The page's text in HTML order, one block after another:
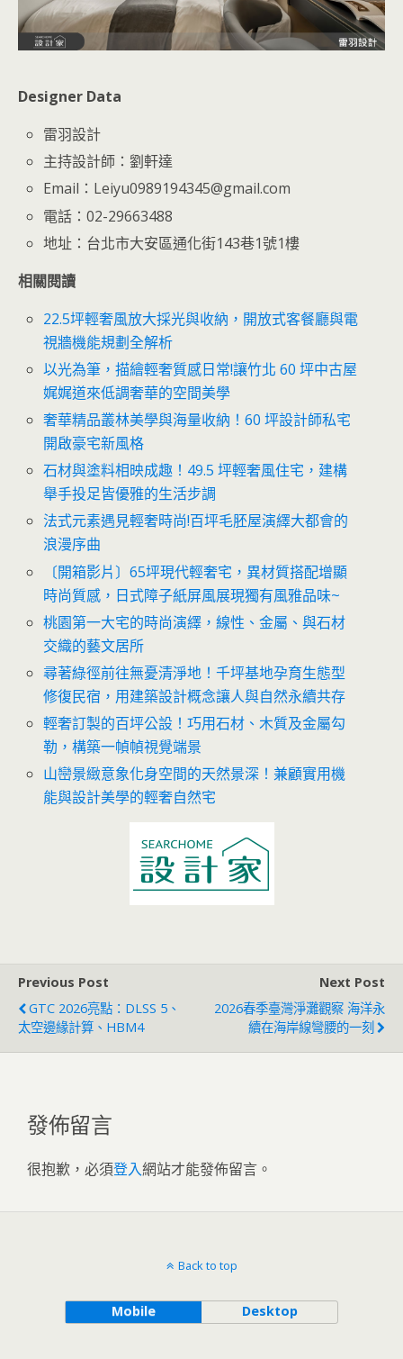
Designer Data
雷羽設計
主持設計師：劉軒達
Email：Leiyu0989194345@gmail.com
電話：02-29663488
地址：台北市大安區通化街143巷1號1樓
相關閱讀
22.5坪輕奢風放大採光與收納，開放式客餐廳與電
視牆機能規劃全解析
以光為筆，描繪輕奢質感日常!讓竹北 60 坪中古屋
娓娓道來低調奢華的空間美學
奢華精品叢林美學與海量收納！60 坪設計師私宅
開啟豪宅新風格
石材與塗料相映成趣！49.5 坪輕奢風住宅，建構
舉手投足皆優雅的生活步調
法式元素遇見輕奢時尚!百坪毛胚屋演繹大都會的
浪漫序曲
〔開箱影片〕65坪現代輕奢宅，異材質搭配增顯
時尚質感，日式障子紙屏風展現獨有風雅品味~
桃園第一大宅的時尚演繹，線性、金屬、與石材
交織的藝文居所
尋著綠徑前往無憂清淨地！千坪基地孕育生態型
修復民宿，用建築設計概念讓人與自然永續共存
輕奢訂製的百坪公設！巧用石材、木質及金屬勾
勒，構築一幀幀視覺端景
山巒景緻意象化身空間的天然景深！兼顧實用機
能與設計美學的輕奢自然宅
Previous Post
GTC 2026亮點：DLSS 5、
太空邊緣計算、HBM4
Next Post
2026春季臺灣淨灘觀察 海洋永
續在海岸線彎腰的一刻
發佈留言
很抱歉，必須登入網站才能發佈留言。
Back to top
Mobile Desktop